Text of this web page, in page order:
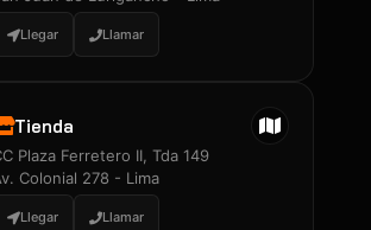
Certificados 3M
Llegar Llamar
Tienda
Plaza Ferretero II, Tda 149
Colonial 278 - Lima
Llegar Llamar